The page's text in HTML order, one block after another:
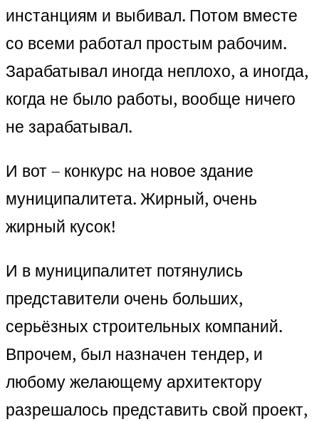
инстанциям и выбивал. Потом вместе
со всеми работал простым рабочим.
Зарабатывал иногда неплохо, а иногда,
когда не было работы, вообще ничего
не зарабатывал.
И вот – конкурс на новое здание
муниципалитета. Жирный, очень
жирный кусок!
И в муниципалитет потянулись
представители очень больших,
серьёзных строительных компаний.
Впрочем, был назначен тендер, и
любому желающему архитектору
разрешалось представить свой проект,